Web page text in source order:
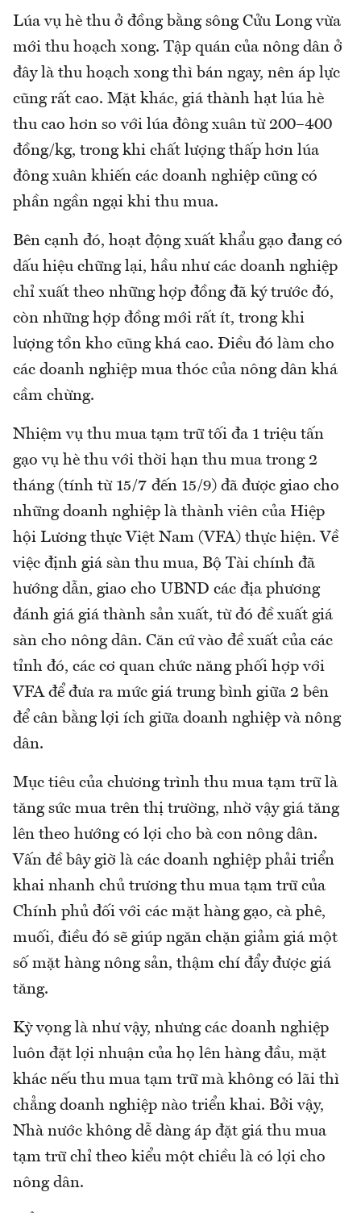
Lúa vụ hè thu ở đồng bằng sông Cửu Long vừa
mới thu hoạch xong. Tập quán của nông dân ở
đây là thu hoạch xong thì bán ngay, nên áp lực
cũng rất cao. Mặt khác, giá thành hạt lúa hè
thu cao hơn so với lúa đông xuân từ 200–400
đồng/kg, trong khi chất lượng thấp hơn lúa
đông xuân khiến các doanh nghiệp cũng có
phần ngần ngại khi thu mua.
Bên cạnh đó, hoạt động xuất khẩu gạo đang có
dấu hiệu chững lại, hầu như các doanh nghiệp
chỉ xuất theo những hợp đồng đã ký trước đó,
còn những hợp đồng mới rất ít, trong khi
lượng tồn kho cũng khá cao. Điều đó làm cho
các doanh nghiệp mua thóc của nông dân khá
cầm chừng.
Nhiệm vụ thu mua tạm trữ tối đa 1 triệu tấn
gạo vụ hè thu với thời hạn thu mua trong 2
tháng (tính từ 15/7 đến 15/9) đã được giao cho
những doanh nghiệp là thành viên của Hiệp
hội Lương thực Việt Nam (VFA) thực hiện. Về
việc định giá sàn thu mua, Bộ Tài chính đã
hướng dẫn, giao cho UBND các địa phương
đánh giá giá thành sản xuất, từ đó đề xuất giá
sàn cho nông dân. Căn cứ vào đề xuất của các
tỉnh đó, các cơ quan chức năng phối hợp với
VFA để đưa ra mức giá trung bình giữa 2 bên
để cân bằng lợi ích giữa doanh nghiệp và nông
dân.
Mục tiêu của chương trình thu mua tạm trữ là
tăng sức mua trên thị trường, nhờ vậy giá tăng
lên theo hướng có lợi cho bà con nông dân.
Vấn đề bây giờ là các doanh nghiệp phải triển
khai nhanh chủ trương thu mua tạm trữ của
Chính phủ đối với các mặt hàng gạo, cà phê,
muối, điều đó sẽ giúp ngăn chặn giảm giá một
số mặt hàng nông sản, thậm chí đẩy được giá
tăng.
Kỳ vọng là như vậy, nhưng các doanh nghiệp
luôn đặt lợi nhuận của họ lên hàng đầu, mặt
khác nếu thu mua tạm trữ mà không có lãi thì
chẳng doanh nghiệp nào triển khai. Bởi vậy,
Nhà nước không dễ dàng áp đặt giá thu mua
tạm trữ chỉ theo kiểu một chiều là có lợi cho
nông dân.